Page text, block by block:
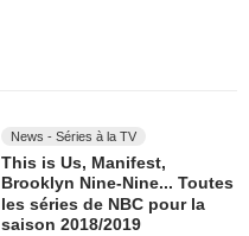
News - Séries à la TV
This is Us, Manifest,
Brooklyn Nine-Nine... Toutes
les séries de NBC pour la
saison 2018/2019